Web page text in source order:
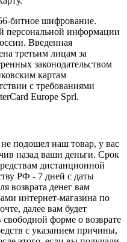
битное шифрование.
персональной информации
Введенная
третьим лицам за
законодательством
картам
с требованиями
Europe Sprl.
подошел наш товар, у вас
назад ваши деньги. Срок
дистанционной
РФ - 7 дней с даты
возврата денег вам
интернет-магазина по
далее вам будет
свободной форме о возврате
с указанием причины,